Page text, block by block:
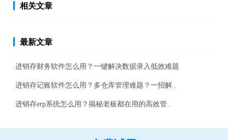
相关文章
最新文章
进销存财务软件怎么用？一键解决数据录入低效难题
进销存记账软件怎么用？多仓库管理难题？一招解..
进销存erp系统怎么用？揭秘老板都在用的高效管..